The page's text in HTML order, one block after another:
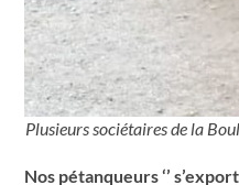
Plusieurs sociétaires de la
Nos pétanqueurs ‘’